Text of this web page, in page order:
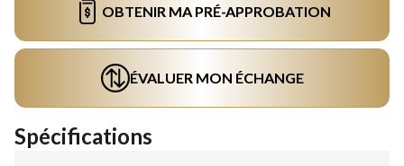
OBTENIR MA PRÉ-APPROBATION
ÉVALUER MON ÉCHANGE
Spécifications